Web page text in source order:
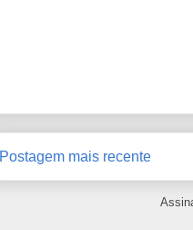
Postagem mais recente